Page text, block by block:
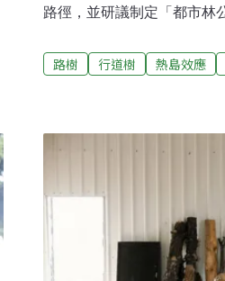
路徑，並研議制定「都市林
身分證」。環境部計畫召開
出專法草案。 填補都市遮蔭
量為目的，而要種在對的
科研團隊合作，找出都市
線是否有足夠遮蔭，「台
線是遮蔭路徑超過80%？」
起公園、學校、停車場
路樹 行道樹 熱島效應